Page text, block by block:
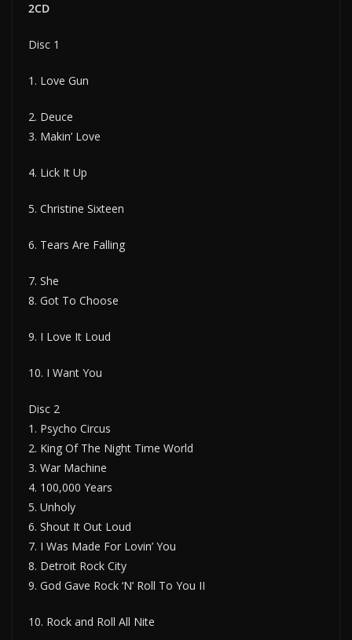
2CD
Disc 1
1. Love Gun
2. Deuce
3. Makin’ Love
4. Lick It Up
5. Christine Sixteen
6. Tears Are Falling
7. She
8. Got To Choose
9. I Love It Loud
10. I Want You
Disc 2
1. Psycho Circus
2. King Of The Night Time World
3. War Machine
4. 100,000 Years
5. Unholy
6. Shout It Out Loud
7. I Was Made For Lovin’ You
8. Detroit Rock City
9. God Gave Rock ‘N’ Roll To You II
10. Rock and Roll All Nite